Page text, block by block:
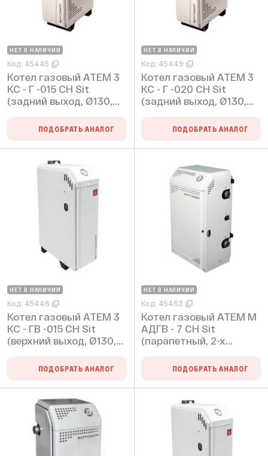
НЕТ В НАЛИЧИИ
Код: 45445
Котел газовый АТЕМ 3
КС - Г -015 СН Sit
(задний выход, Ø130,
ПОДОБРАТЬ АНАЛОГ
НЕТ В НАЛИЧИИ
Код: 45449
Котел газовый АТЕМ 3
КС - Г -020 СН Sit
(задний выход, Ø130,
ПОДОБРАТЬ АНАЛОГ
НЕТ В НАЛИЧИИ
Код: 45446
Котел газовый АТЕМ 3
КС - ГВ -015 СН Sit
(верхний выход, Ø130,
ПОДОБРАТЬ АНАЛОГ
НЕТ В НАЛИЧИИ
Код: 45463
Котел газовый АТЕМ М
АДГВ - 7 СН Sit
(парапетный, 2-х
ПОДОБРАТЬ АНАЛОГ